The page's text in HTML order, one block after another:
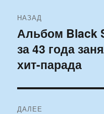
по
записям
НАЗАД
Предыдущая
запись:
Альбом Black
за 43 года
хит-парада
ДАЛЕЕ